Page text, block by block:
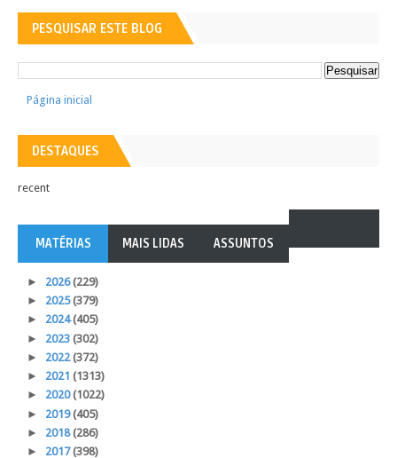
PESQUISAR ESTE BLOG
Página inicial
DESTAQUES
recent
MATÉRIAS MAIS LIDAS ASSUNTOS
► 2026(229)
► 2025(379)
► 2024(405)
► 2023 (302)
► 2022(372)
► 2021 (1313)
► 2020(1022)
► 2019(405)
► 2018(286)
► 2017(398)